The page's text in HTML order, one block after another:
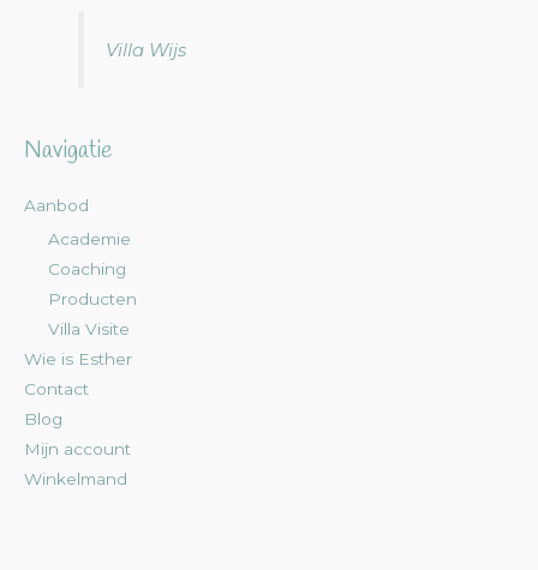
Villa Wijs
Navigatie
Aanbod
Academie
Coaching
Producten
Villa Visite
Wie is Esther
Contact
Blog
Mijn account
Winkelmand